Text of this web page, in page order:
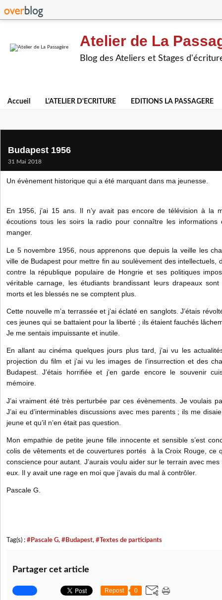
Atelier de La
Blog des Ateliers et Stages
Accueil L'ATELIER D'ECRITURE EDITIONS LA PASSAGERE
Budapest 1956
31 Mai 2018
Un évènement historique qui a été marquant dans ma jeunesse.
En 1956, j’ai 15 ans. Il n’y avait pas encore de télévision à la
écoutions tous les soirs la radio pour connaître les
manger.
Le 5 novembre 1956, nous apprenons que depuis la veille les
ville de Budapest pour mettre fin au soulèvement des intellectuels,
contre la république populaire de Hongrie et ses politiques
véritable carnage, les étudiants brandissant leurs drapeaux
morts et les blessés ne se comptent plus.
Cette nouvelle m’a terrassée et j’ai éclaté en sanglots. J’étais
ces jeunes qui se battaient pour la liberté ; ils étaient fauchés
Je me sentais impuissante et inutile.
En allant au cinéma quelques jours plus tard, j’ai vu les
projection du film et j’ai vu les images de l’insurrection et des
Budapest. J’étais horrifiée et j’en garde encore le souvenir
mémoire.
J’ai vraiment été très perturbée par ces évènements. Je voulais
J’ai eu d’interminables discussions avec mes parents ; ils me
jeune et qu’il n’en était pas question.
Mon empathie de petite jeune fille innocente et sensible s’est
colis de vêtements et de couvertures portés à la Croix Rouge, ce
conscience pour autant. J’aurais voulu aider sur le terrain avec
eux. Il y avait une rage en moi que j’avais du mal à contrôler.
Pascale G.
Tag(s) : #Pascale G, #Budapest, #Textes de participants
Partager cet article
Repost 0